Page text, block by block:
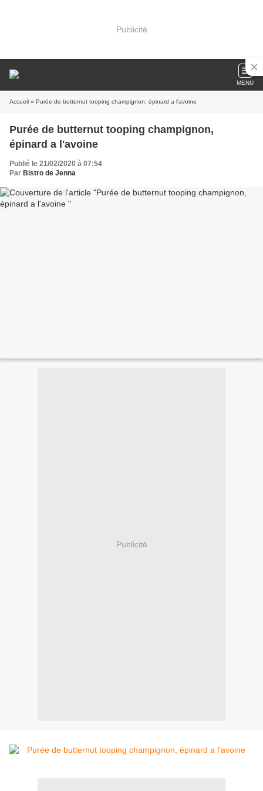
Publicité
MENU
Accueil » Purée de butternut tooping champignon, épinard a l'avoine
Purée de butternut tooping champignon,
épinard a l'avoine
Publié le 21/02/2020 à 07:54
Par Bistro de Jenna
Publicité